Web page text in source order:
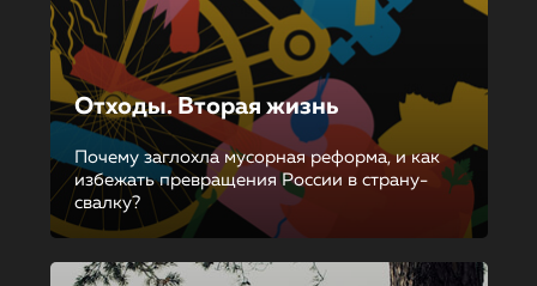
Отходы. Вторая жизнь
Почему заглохла мусорная реформа, и как
избежать превращения России в страну-
свалку?